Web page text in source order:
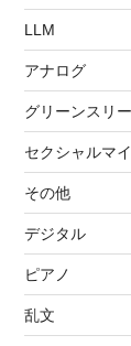
LLM
アナログ
グリーンスリ
セクシャルマ
その他
デジタル
ピアノ
乱文